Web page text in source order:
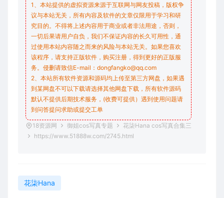
1、本站提供的虚拟资源来源于互联网与网友投稿，版权争
议与本站无关，所有内容及软件的文章仅限用于学习和研
究目的。不得将上述内容用于商业或者非法用途，否则，
一切后果请用户自负，我们不保证内容的长久可用性，通
过使用本站内容随之而来的风险与本站无关。如果您喜欢
该程序，请支持正版软件，购买注册，得到更好的正版服
务。侵删请致信E-mail：dongfangko@qq.com
2、本站所有软件资源和源码均上传至第三方网盘，如果遇
到某网盘不可以下载请选择其他网盘下载，所有软件源码
默认不提供后期技术服务，(收费可提供）遇到使用问题请
到问答提问求助或提交工单
18资源网 御姐cos写真专题
花柒Hana cos写真合集三
https://www.51888w.com/2745.html
花柒Hana